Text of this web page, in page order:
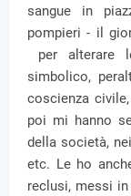
sangue in
pompieri - il
per alterare
simbolico,
coscienza
poi mi hanno
della società,
etc. Le ho
reclusi, messi in